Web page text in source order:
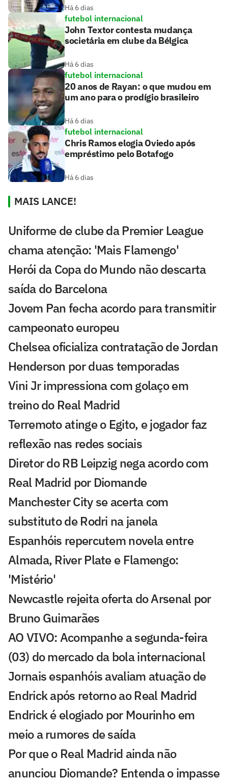
Há 6 dias
futebol internacional
John Textor contesta mudança
societária em clube da Bélgica
Há 6 dias
futebol internacional
20 anos de Rayan: o que mudou em
um ano para o prodígio brasileiro
Há 6 dias
futebol internacional
Chris Ramos elogia Oviedo após
empréstimo pelo Botafogo
Há 6 dias
MAIS LANCE!
Uniforme de clube da Premier League
chama atenção: 'Mais Flamengo'
Herói da Copa do Mundo não descarta
saída do Barcelona
Jovem Pan fecha acordo para transmitir
campeonato europeu
Chelsea oficializa contratação de Jordan
Henderson por duas temporadas
Vini Jr impressiona com golaço em
treino do Real Madrid
Terremoto atinge o Egito, e jogador faz
reflexão nas redes sociais
Diretor do RB Leipzig nega acordo com
Real Madrid por Diomande
Manchester City se acerta com
substituto de Rodri na janela
Espanhóis repercutem novela entre
Almada, River Plate e Flamengo:
'Mistério'
Newcastle rejeita oferta do Arsenal por
Bruno Guimarães
AO VIVO: Acompanhe a segunda-feira
(03) do mercado da bola internacional
Jornais espanhóis avaliam atuação de
Endrick após retorno ao Real Madrid
Endrick é elogiado por Mourinho em
meio a rumores de saída
Por que o Real Madrid ainda não
anunciou Diomande? Entenda o impasse